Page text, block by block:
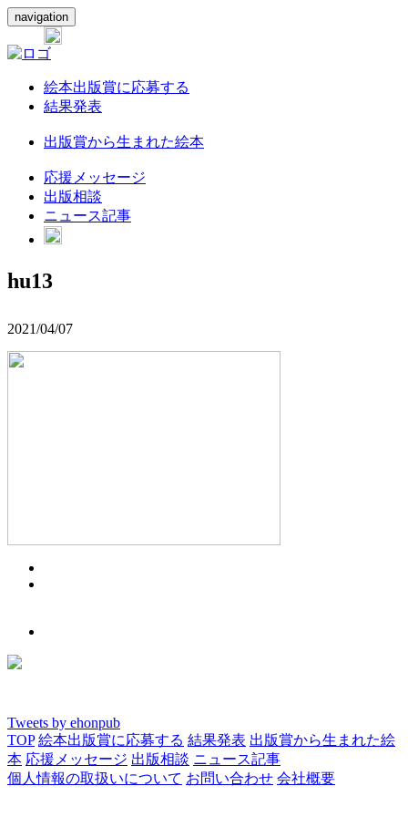
navigation
絵本出版賞に応募する
結果発表
出版賞から生まれた絵本
応援メッセージ
出版相談
ニュース記事
hu13
2021/04/07
Tweets by ehonpub
TOP 絵本出版賞に応募する 結果発表 出版賞から生まれた絵
本 応援メッセージ 出版相談 ニュース記事
個人情報の取扱いについて お問い合わせ 会社概要